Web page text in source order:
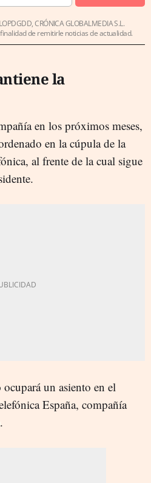
CRÓNICA GLOBALMEDIA S.L.
de remitirle noticias de actualidad.
la
en los próximos meses,
en la cúpula de la
al frente de la cual sigue
un asiento en el
España, compañía